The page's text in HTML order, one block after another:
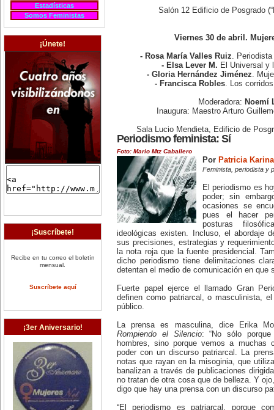
Estadísticas
Somos Feministas
¡Únete!
¡Suscríbete!
Recibe en tu correo el boletín
mensual.
Suscríbete aquí
¡3er Aniversario!
Salón 12 Edificio de Posgrado
Viernes 30 de abril.
- Rosa María Valles Ruiz .
- Elsa Lever M. El Universal y
- Gloria Hernández Jiménez .
- Francisca Robles . Los
Moderadora: Noemí
Inaugura: Maestro Arturo
Sala Lucio Mendieta, Edificio de
Periodismo feminista: Sí
Foto: Mario Mtz Caballero
Por Patricia
Feminista, periodista y
El periodismo es
poder; sin
ocasiones se
pues el hacer
posturas
ideológicas existen. Incluso, el abordaje
sus precisiones, estrategias y
la nota roja que la fuente presidencial.
dicho periodismo tiene delimitaciones
detentan el medio de comunicación en que
Fuerte papel ejerce el llamado Gran
definen como patriarcal, o masculinista,
público.
La prensa es masculina, dice Erika
Rompiendo el Silencio: “No sólo
hombres, sino porque vemos a muchas
poder con un discurso patriarcal. La
notas que rayan en la misoginia, que
banalizan a través de publicaciones
no tratan de otra cosa que de belleza. Y
digo que hay una prensa con un discurso
“El periodismo es patriarcal, porque